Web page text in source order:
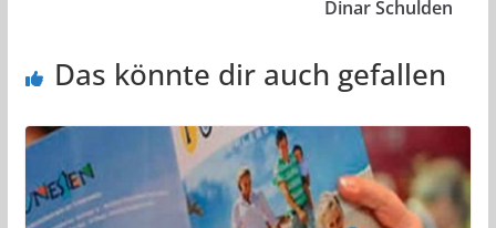
Dinar Schulden
Das könnte dir auch gefallen